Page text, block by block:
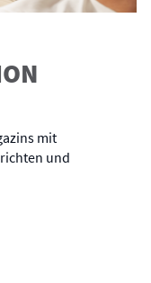
mit
und